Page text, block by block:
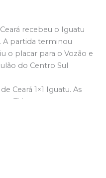
recebeu o Iguatu
A partida terminou
o placar para o Vozão e
do Centro Sul
Ceará 1×1 Iguatu. As